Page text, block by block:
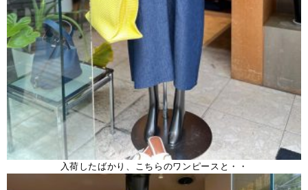
入荷したばかり、こちらのワンピースと・・